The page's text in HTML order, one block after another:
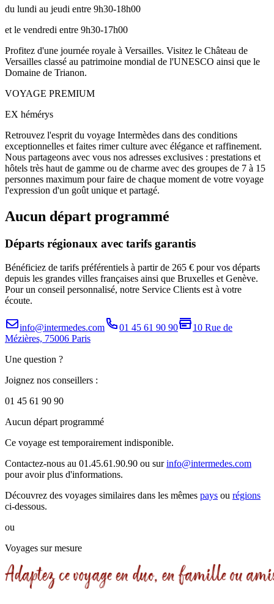
du lundi au jeudi entre 9h30-18h00
et le vendredi entre 9h30-17h00
Profitez d'une journée royale à Versailles. Visitez le Château de
Versailles classé au patrimoine mondial de l'UNESCO ainsi que le
Domaine de Trianon.
VOYAGE PREMIUM
EX hémérys
Retrouvez l'esprit du voyage Intermèdes dans des conditions
exceptionnelles et faites rimer culture avec élégance et raffinement.
Nous partageons avec vous nos adresses exclusives : prestations et
hôtels très haut de gamme ou de charme avec des groupes de 7 à 15
personnes maximum pour faire de chaque moment de votre voyage
l'expression d'un goût unique et partagé.
Aucun départ programmé
Départs régionaux avec tarifs garantis
Bénéficiez de tarifs préférentiels à partir de 265 € pour vos départs
depuis les grandes villes françaises ainsi que Bruxelles et Genève.
Pour un conseil personnalisé, notre Service Clients est à votre
écoute.
info@intermedes.com 01 45 61 90 90
10 Rue de
Mézières, 75006 Paris
Une question ?
Joignez nos conseillers :
01 45 61 90 90
Aucun départ programmé
Ce voyage est temporairement indisponible.
Contactez-nous au 01.45.61.90.90 ou surinfo@intermedes.com
pour avoir plus d'informations.
Découvrez des voyages similaires dans les mêmes pays ou régions
ci-dessous.
ou
Voyages sur mesure